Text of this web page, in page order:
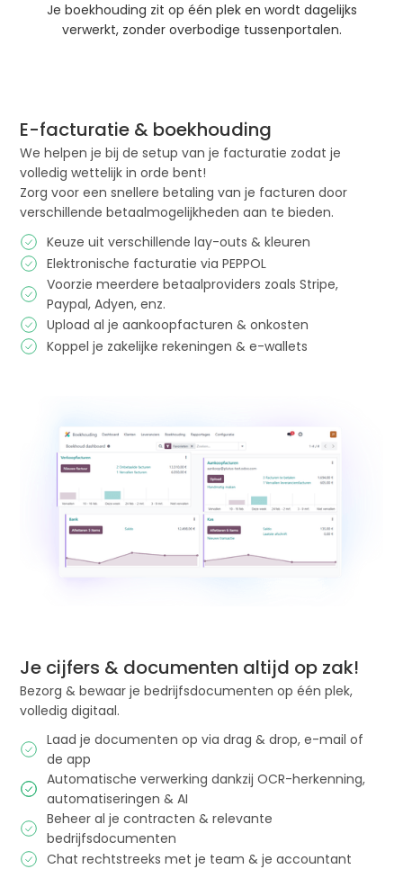
Je boekhouding zit op één plek en wordt dagelijks
verwerkt, zonder overbodige tussenportalen.
E-facturatie & boekhouding
We helpen je bij de setup van je facturatie zodat je
volledig wettelijk in orde bent!
Zorg voor een snellere betaling van je facturen door
verschillende betaalmogelijkheden aan te bieden.
Keuze uit verschillende lay-outs & kleuren
Elektronische facturatie via PEPPOL
Voorzie meerdere betaalproviders zoals Stripe,
Paypal, Adyen, enz.
Upload al je aankoopfacturen & onkosten
Koppel je zakelijke rekeningen & e-wallets
Je cijfers & documenten altijd op zak!
Bezorg & bewaar je bedrijfsdocumenten op één plek,
volledig digitaal.
Laad je documenten op via drag & drop, e-mail of
de app
Automatische verwerking dankzij OCR-herkenning,
automatiseringen & AI
Beheer al je contracten & relevante
bedrijfsdocumenten
Chat rechtstreeks met je team & je accountant